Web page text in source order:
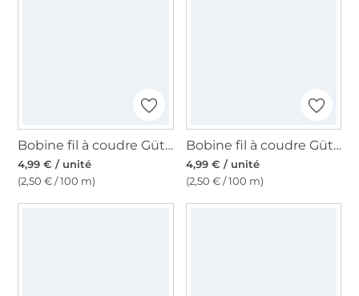
Bobine fil à coudre Gütermann 200m polyester, (512) prune foncé
4,99 € / unité
(2,50 € / 100 m)
Bobine fil à coudre Gütermann 200m polyester, (304) vert militaire
4,99 € / unité
(2,50 € / 100 m)